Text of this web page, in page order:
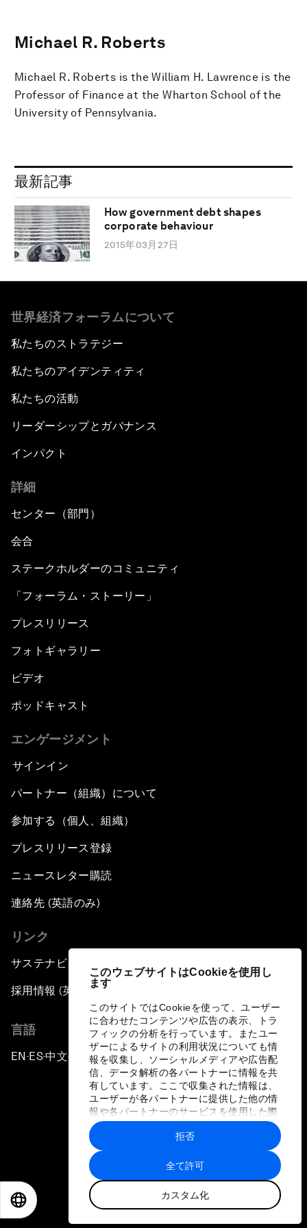
このウェブサイトはCookieを使用し
ます
このサイトではCookieを使って、ユーザー
に合わせたコンテンツや広告の表示、トラ
フィックの分析を行っています。またユー
ザーによるサイトの利用状況についても情
報を収集し、ソーシャルメディアや広告配
信、データ解析の各パートナーに情報を共
有しています。ここで収集された情報は、
ユーザーが各パートナーに提供した他の情
報や各パートナーのサービスを使用した際
に収集された情報と組み合わされ、各パー
トナーによって使用されることがありま
す。
全て許可
カスタム化
拒否
Michael R. Roberts
Michael R. Roberts is the William H. Lawrence is the
Professor of Finance at the Wharton School of the
University of Pennsylvania.
最新記事
How government debt shapes
corporate behaviour
2015年03月27日
世界経済フォーラムについて
私たちのストラテジー
私たちのアイデンティティ
私たちの活動
リーダーシップとガバナンス
インパクト
詳細
センター（部門）
会合
ステークホルダーのコミュニティ
「フォーラム・ストーリー」
プレスリリース
フォトギャラリー
ビデオ
ポッドキャスト
エンゲージメント
サインイン
パートナー（組織）について
参加する（個人、組織）
プレスリリース登録
ニュースレター購読
連絡先 (英語のみ)
リンク
サステナビリティへの取り組み
採用情報 (英語のみ)
言語
EN ▪ES▪中文▪ 日本語
プライバシーポリシーと利用規約
サイトマップ
©
世界経済フォーラム